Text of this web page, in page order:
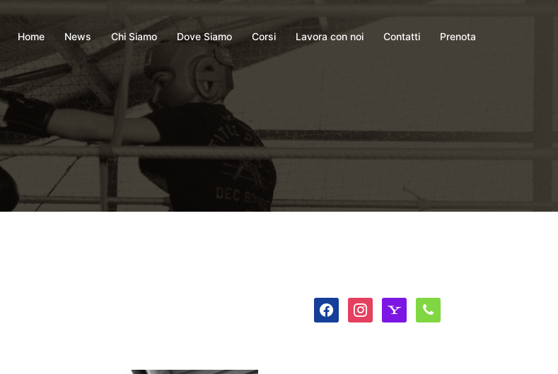
Home News Chi Siamo Dove Siamo Corsi Lavora con noi Contatti Prenota
facebookinstagram
yahoo phone